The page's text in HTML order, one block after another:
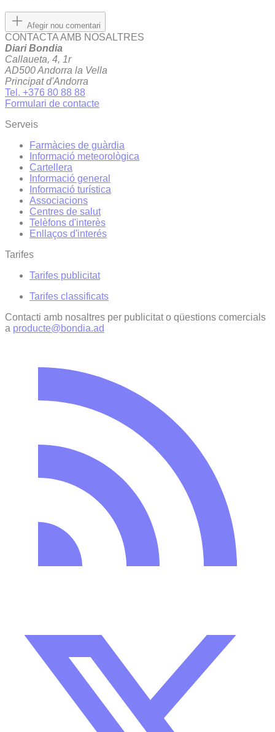
Afegir nou comentari
CONTACTA AMB NOSALTRES
Diari Bondia
Callaueta, 4, 1r
AD500 Andorra la Vella
Principat d'Andorra
Tel. +376 80 88 88
Formulari de contacte
Serveis
Farmàcies de guàrdia
Informació meteorològica
Cartellera
Informació general
Informació turística
Associacions
Centres de salut
Telèfons d'interès
Enllaços d'interés
Tarifes
Tarifes publicitat
Tarifes classificats
Contacti amb nosaltres per publicitat o qüestions comercials
a producte@bondia.ad